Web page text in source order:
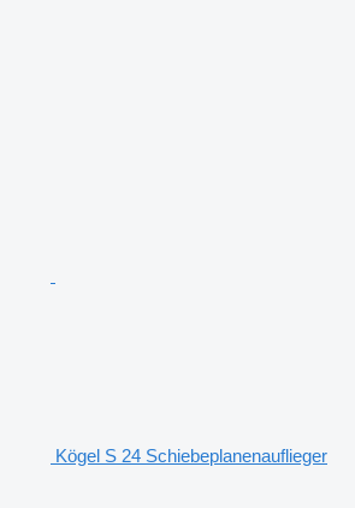
Kögel S 24 Schiebeplanenauflieger